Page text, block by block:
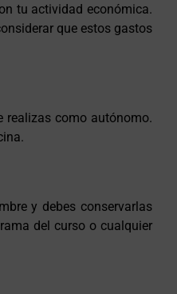
tu actividad económica.
que estos gastos
realizas como autónomo.
y debes conservarlas
del curso o cualquier